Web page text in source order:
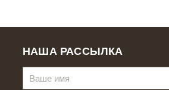
НАША РАССЫЛКА